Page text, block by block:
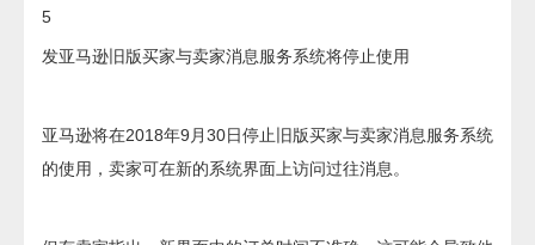
5
发亚马逊旧版买家与卖家消息服务系统将停止使用
亚马逊将在2018年9月30日停止旧版买家与卖家消息服务系统
的使用，卖家可在新的系统界面上访问过往消息。